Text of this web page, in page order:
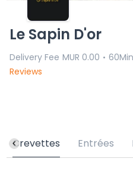
Le Sapin D'or
Delivery Fee MUR 0.00 • 60Min
Reviews
Crevettes Entrées